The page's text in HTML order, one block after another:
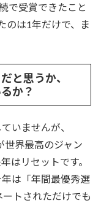
で受賞できたこと
のは1年だけで、ま
と思うか、
か？
いませんが、
世界最高のジャン
はリセットです。
は「年間最優秀選
トされただけでも